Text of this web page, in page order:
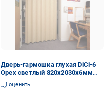
Дверь-гармошка глухая DiCi-6
Орех светлый 820х2030х6мм
(103)
оценить